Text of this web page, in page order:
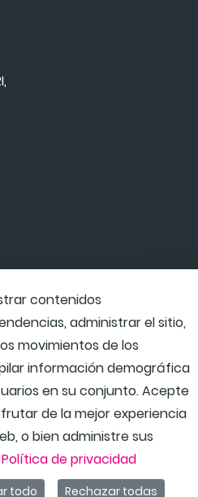
contenidos
administrar el sitio,
movimientos de los
información demográfica
en su conjunto. Acepte
de la mejor experiencia
o bien administre sus
de privacidad
todo Rechazar todas